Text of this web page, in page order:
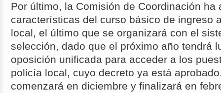
Por último, la Comisión de Coordinación ha
características del curso básico de ingreso
local, el último que se organizará con el
selección, dado que el próximo año tendrá
oposición unificada para acceder a los
policía local, cuyo decreto ya está
comenzará en diciembre y finalizará en